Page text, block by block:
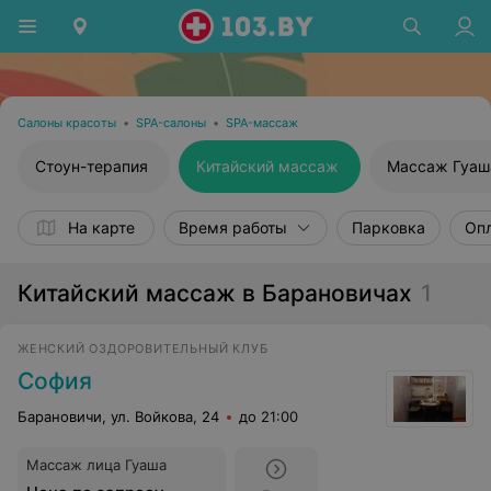
Салоны красоты • SPA-салоны • SPA-массаж
Стоун-терапия Китайский массаж Массаж
На карте Время работы Парковка
Китайский массаж в Барановичах 1
ЖЕНСКИЙ ОЗДОРОВИТЕЛЬНЫЙ КЛУБ
София
Барановичи, ул. Войкова, 24 до 21:00
Массаж лица Гуаша